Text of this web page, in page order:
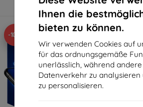
Ihnen die
bieten zu können.
Wir verwenden Cookies auf
für das ordnungsgemäße
unerlässlich, während
Datenverkehr zu
zu personalisieren.
Auf Lager 3 Stk. Auf
-10%